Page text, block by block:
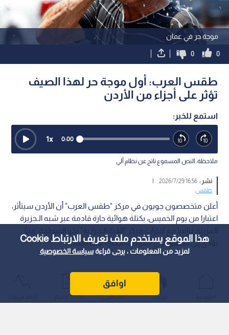
هذا الموقع يستخدم ملف تعريف الارتباط Cookie
لمزيد من المعلومات ، يرجى قراءةسياسة الخصوصية
اوافق
موجة حر في عمان
0
0
طقس العرب: أول موجة حر لهذا الصيف
تؤثر على أجزاء من الأردن
استمع للخبر:
0:00
1x
ملاحظة: النص المسموع ناتج عن نظام آلي
نشر :16:56 2026/7/29
|
طقس
أعلن متخصصون جويون في مركز "طقس العرب" أن الأردن سيتأثر،
اعتبارا من يوم الخميس، بكتلة هوائية حارة قادمة عبر شبه الـجزيرة
يؤدي إلى انطلاق أول الـموجات الـحارة لهذا الصيف.
عواجل المباشر أحدث الأخبار